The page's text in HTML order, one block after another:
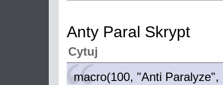
Anty Paral Skrypt
Cytuj
macro(100, "Anti Paralyze",